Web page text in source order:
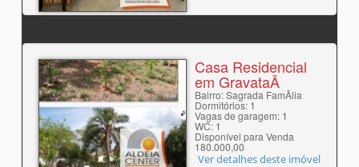
Casa Residencial
em GravataÃ­
Bairro: Sagrada FamÃ­lia
Dormitórios: 1
Vagas de garagem: 1
WC: 1
Disponível para Venda
180.000,00
Ver detalhes deste imóvel